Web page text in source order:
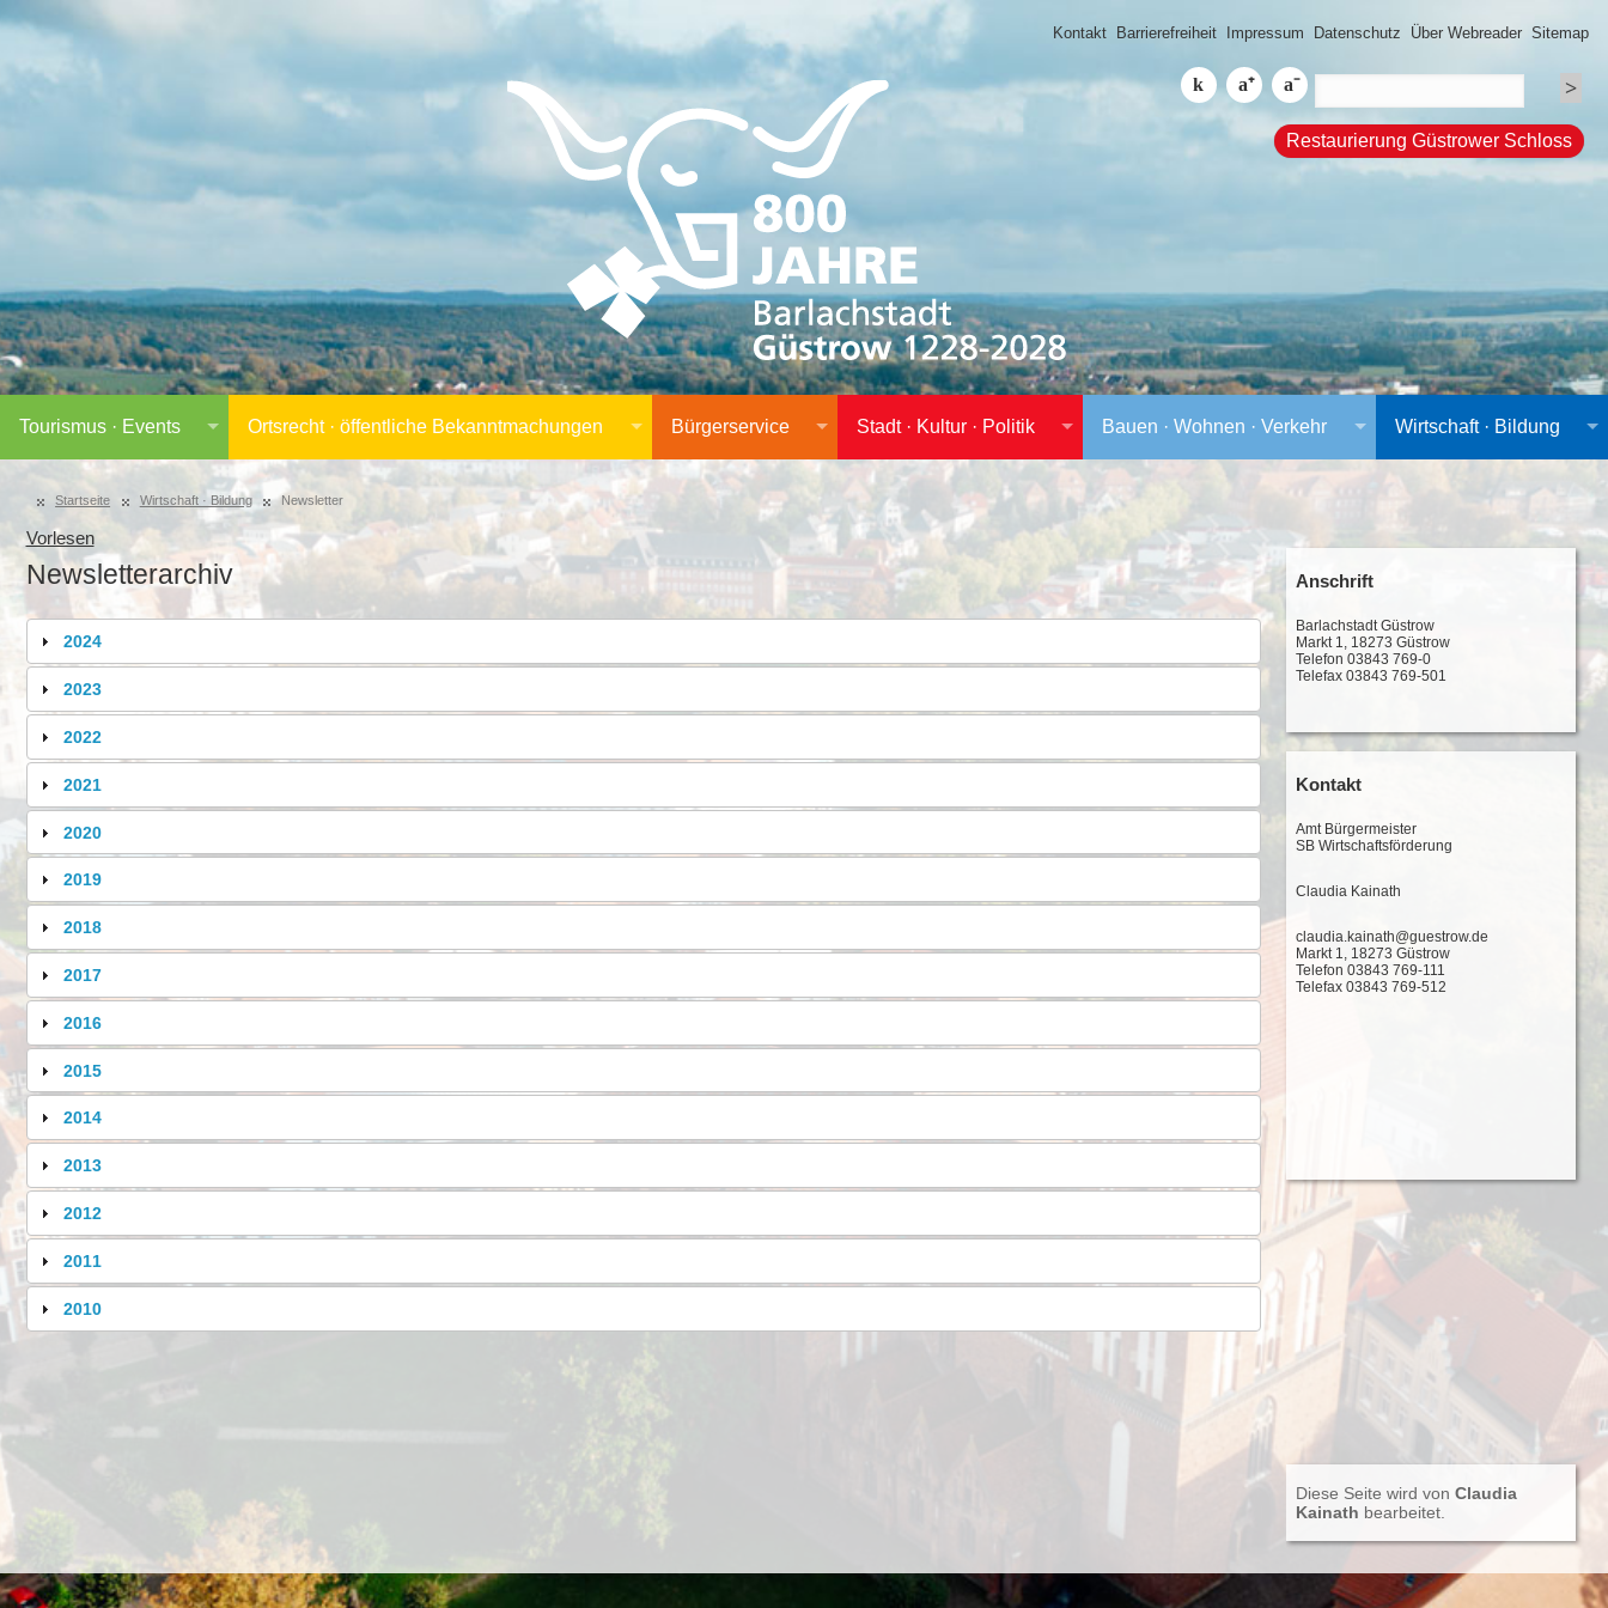
Kontakt Barrierefreiheit Impressum Datenschutz Über Webreader Sitemap
Restaurierung Güstrower Schloss
Tourismus · Events Ortsrecht · öffentliche Bekanntmachungen Bürgerservice Stadt · Kultur · Politik Bauen · Wohnen · Verkehr Wirtschaft · Bildung
Startseite Wirtschaft · Bildung Newsletter
Vorlesen
Newsletterarchiv
2024
2023
2022
2021
2020
2019
2018
2017
2016
2015
2014
2013
2012
2011
2010
Anschrift
Barlachstadt Güstrow
Markt 1, 18273 Güstrow
Telefon 03843 769-0
Telefax 03843 769-501
Kontakt
Amt Bürgermeister
SB Wirtschaftsförderung
Claudia Kainath
claudia.kainath@guestrow.de
Markt 1, 18273 Güstrow
Telefon 03843 769-111
Telefax 03843 769-512
Diese Seite wird vonClaudia
Kainath bearbeitet.